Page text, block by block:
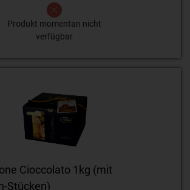
Produkt momentan nicht
verfügbar
Cioccolato 1kg (mit
Stücken)